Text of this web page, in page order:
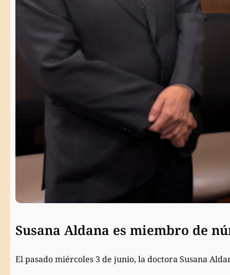
Susana Aldana es miembro de
El pasado miércoles 3 de junio, la doctora Susana